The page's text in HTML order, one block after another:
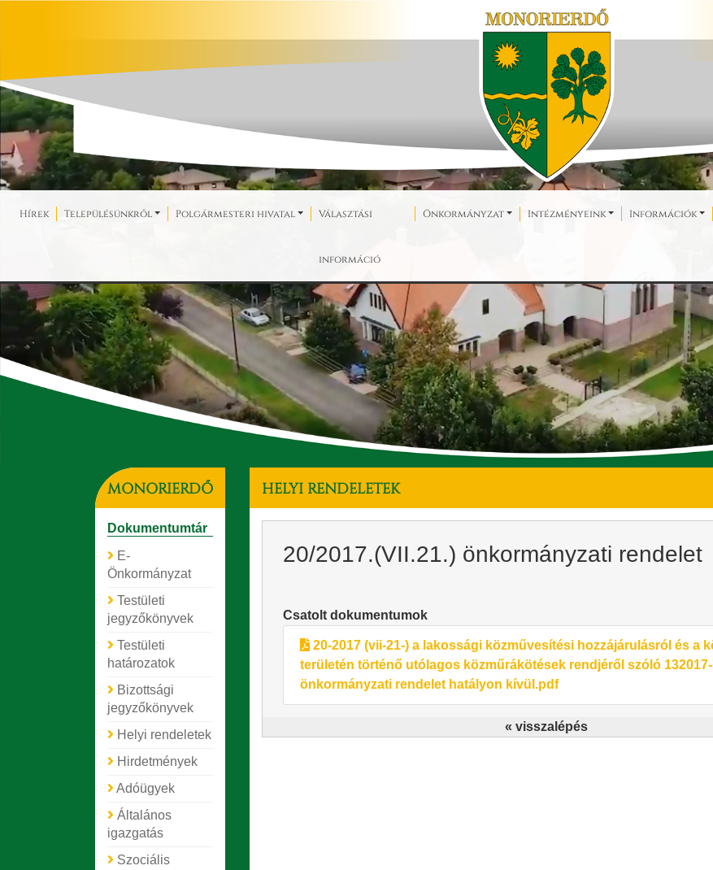
Hírek Településünkről Polgármesteri hivatal Választási
információ
Önkormányzat Intézményeink Információk
MONORIERDŐ
Dokumentumtár
E-
Önkormányzat
Testületi
jegyzőkönyvek
Testületi
határozatok
Bizottsági
jegyzőkönyvek
Helyi rendeletek
Hirdetmények
Adóügyek
Általános
igazgatás
Szociális
HELYI RENDELETEK
20/2017.(VII.21.) önkormányzati rendelet
Csatolt dokumentumok
20-2017 (vii-21-) a lakossági közművesítési hozzájárulásról és a
területén történő utólagos közműrákötések rendjéről szóló 132017-
önkormányzati rendelet hatályon kívül.pdf
« visszalépés